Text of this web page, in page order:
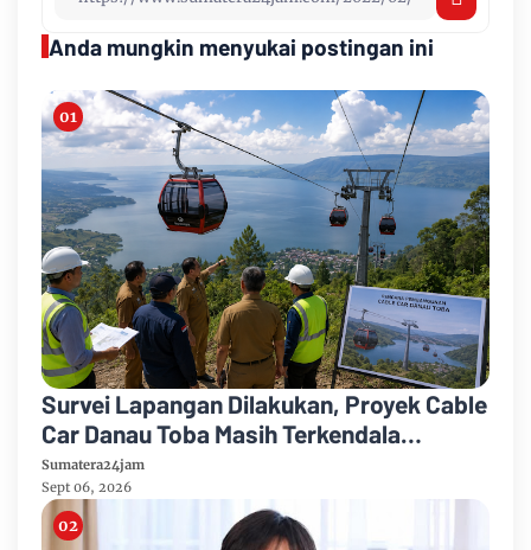
Anda mungkin menyukai postingan ini
Survei Lapangan Dilakukan, Proyek Cable
Car Danau Toba Masih Terkendala
Pembebasan BPHTB di Sebagian Lahan
Sumatera24jam
Sept 06, 2026